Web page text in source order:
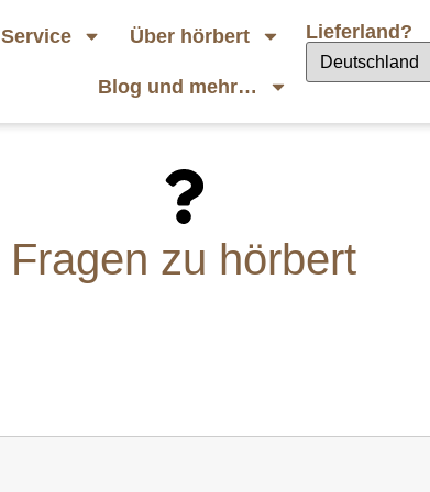
Service Über hörbert
Blog und mehr…
Lieferland?
Fragen zu hörbert